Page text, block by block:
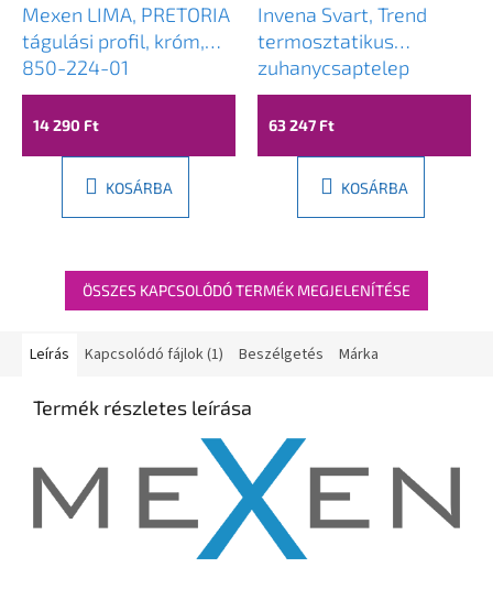
Mexen LIMA, PRETORIA
tágulási profil, króm,
850-224-01
14 290 Ft
KOSÁRBA
Invena Svart, Trend
termosztatikus
zuhanycsaptelep
zuhanygarnitúrával
Svart 25x25 cm, króm,
63 247 Ft
KOSÁRBA
ÖSSZES KAPCSOLÓDÓ TERMÉK MEGJELENÍTÉSE
Leírás Kapcsolódó fájlok (1) Beszélgetés Márka
Termék részletes leírása